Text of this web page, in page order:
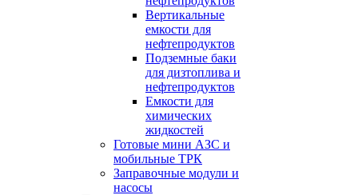
Вертикальные
емкости для
нефтепродуктов
Подземные баки
для дизтоплива и
нефтепродуктов
Емкости для
химических
жидкостей
Готовые мини АЗС и
мобильные ТРК
Заправочные модули и
насосы